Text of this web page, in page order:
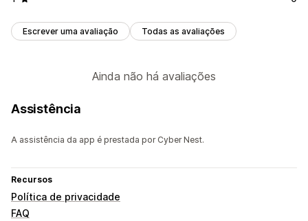
Escrever uma avaliação Todas as avaliações
Ainda não há avaliações
Assistência
A assistência da app é prestada por Cyber Nest.
Recursos
Política de privacidade
FAQ